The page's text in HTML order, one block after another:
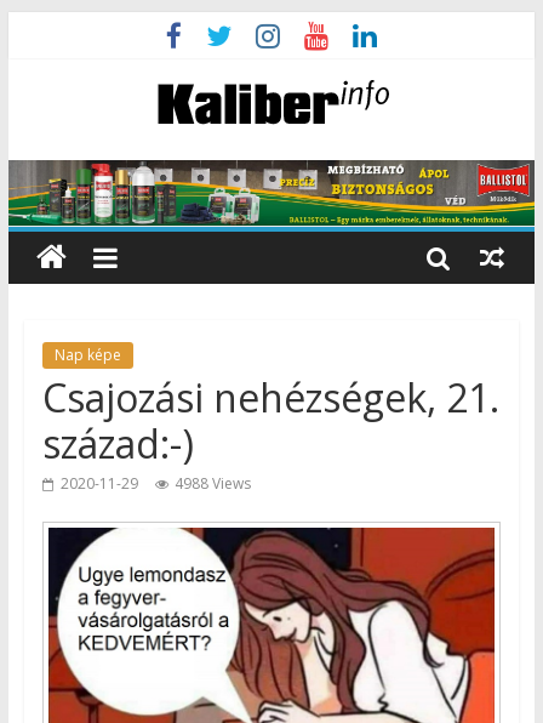
Nap képe
Csajozási nehézségek, 21.
század:-)
2020-11-29 4988 Views